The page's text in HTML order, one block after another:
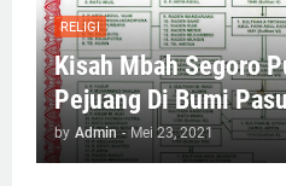
RELIGI
Kisah Mbah Segoro
Pejuang Di Bumi
by Admin - Mei 23, 2021